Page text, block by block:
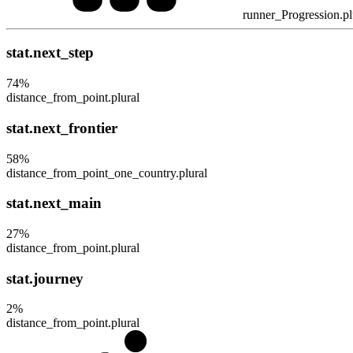
stat.next_step
74%
distance_from_point.plural
stat.next_frontier
58%
distance_from_point_one_country.plural
stat.next_main
27%
distance_from_point.plural
stat.journey
2%
distance_from_point.plural